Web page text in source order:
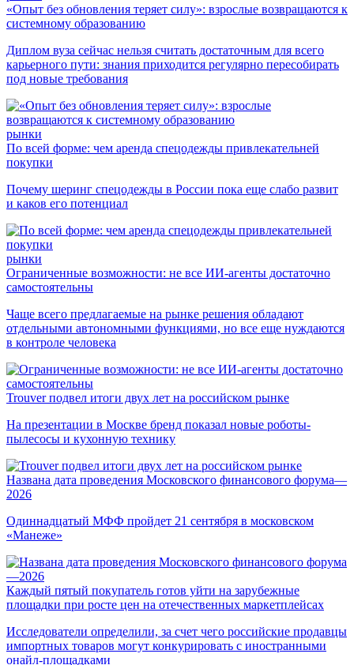
«Опыт без обновления теряет силу»: взрослые возвращаются к
системному образованию
Диплом вуза сейчас нельзя считать достаточным для всего
карьерного пути: знания приходится регулярно пересобирать
под новые требования
рынки
По всей форме: чем аренда спецодежды привлекательней
покупки
Почему шеринг спецодежды в России пока еще слабо развит
и каков его потенциал
рынки
Ограниченные возможности: не все ИИ-агенты достаточно
самостоятельны
Чаще всего предлагаемые на рынке решения обладают
отдельными автономными функциями, но все еще нуждаются
в контроле человека
Trouver подвел итоги двух лет на российском рынке
На презентации в Москве бренд показал новые роботы-
пылесосы и кухонную технику
Названа дата проведения Московского финансового форума—
2026
Одиннадцатый МФФ пройдет 21 сентября в московском
«Манеже»
Каждый пятый покупатель готов уйти на зарубежные
площадки при росте цен на отечественных маркетплейсах
Исследователи определили, за счет чего российские продавцы
импортных товаров могут конкурировать с иностранными
онайл-площадками